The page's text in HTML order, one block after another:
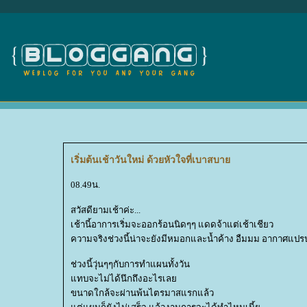
เริ่มต้นเช้าวันใหม่ ด้วยหัวใจที่เบาสบา
08.49น.
สวัสดียามเช้าค่ะ...
เช้านี้อาการเริ่มจะออกร้อนนิดๆๆ แดดจ้าแต่เช้าเชียว
ความจริงช่วงนี้น่าจะยังมีหมอกและน้ำค้าง อืมมม อากาศแปร
ช่วงนี้วุ่นๆๆกับการทำแผนทั้งวัน
ทบจะไม่ได้นึกถึงอะไรเล
ขนาดใกล้จะผ่านพ้นไตรมาสแรกแล้ว